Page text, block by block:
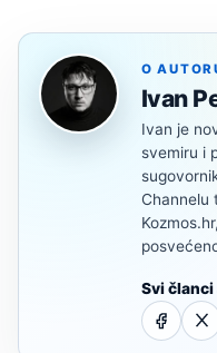
O
Ivan
Ivan je
svemiru i
Channelu
Svi